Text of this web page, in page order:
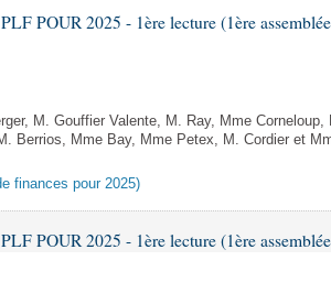
POUR 2025 - 1ère lecture (1ère
M. Gouffier Valente, M. Ray, Mme Corneloup,
Berrios, Mme Bay, Mme Petex, M. Cordier et
finances pour 2025)
POUR 2025 - 1ère lecture (1ère